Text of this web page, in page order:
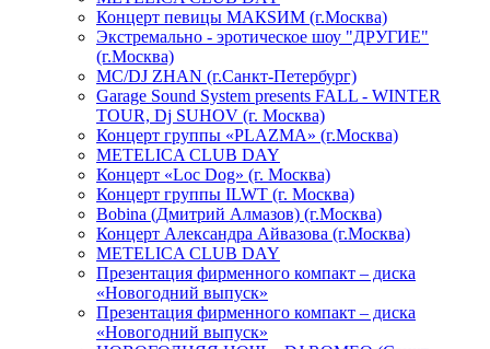
Концерт певицы МАКSИМ (г.Москва)
Экстремально - эротическое шоу "ДРУГИЕ"
(г.Москва)
МС/DJ ZHAN (г.Санкт-Петербург)
Garage Sound System presents FALL - WINTER
TOUR, Dj SUHOV (г. Москва)
Концерт группы «PLAZMA» (г.Москва)
METELICA CLUB DAY
Концерт «Loc Dog» (г. Москва)
Концерт группы ILWT (г. Москва)
Bobina (Дмитрий Алмазов) (г.Москва)
Концерт Александра Айвазова (г.Москва)
METELICA CLUB DAY
Презентация фирменного компакт – диска
«Новогодний выпуск»
Презентация фирменного компакт – диска
«Новогодний выпуск»